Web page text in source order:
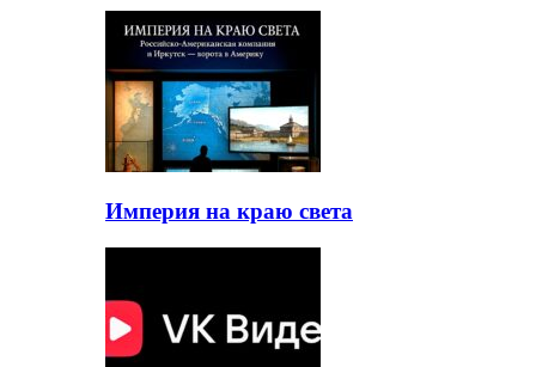
Империя на краю света